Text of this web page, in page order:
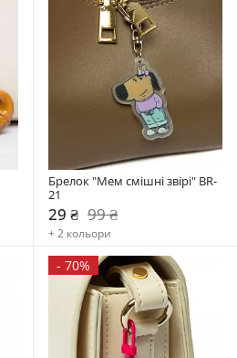
Брелок "Мем смішні звірі" BR-
21
29 ₴ 99 ₴
+ 2 кольори
- 70%